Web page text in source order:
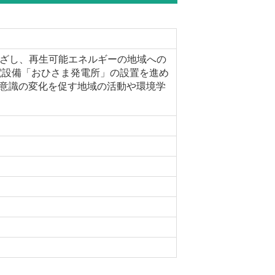
し、再生可能エネルギーの地域への
備「おひさま発電所」の設置を進め
識の変化を促す地域の活動や環境学